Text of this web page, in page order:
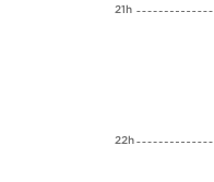
21h
22h